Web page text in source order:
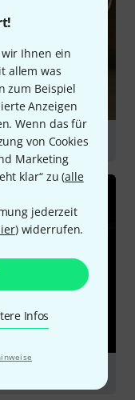
Ihnen ein
allem was
zum Beispiel
Anzeigen
Wenn das für
von Cookies
Marketing
klar“ zu (alle
jederzeit
) widerrufen.
Infos